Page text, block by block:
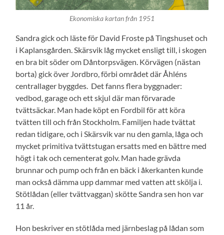
Ekonomiska kartan från 1951
Sandra gick och läste för David Froste på Tingshuset och
i Kaplansgården. Skärsvik låg mycket ensligt till, i skogen
en bra bit söder om Dåntorpsvägen. Körvägen (nästan
borta) gick över Jordbro, förbi området där Åhléns
centrallager byggdes. Det fanns flera byggnader:
vedbod, garage och ett skjul där man förvarade
tvättsäckar. Man hade köpt en Fordbil för att köra
tvätten till och från Stockholm. Familjen hade tvättat
redan tidigare, och i Skärsvik var nu den gamla, låga och
mycket primitiva tvättstugan ersatts med en bättre med
högt i tak och cementerat golv. Man hade grävda
brunnar och pump och från en bäck i åkerkanten kunde
man också dämma upp dammar med vatten att skölja i.
Stötlådan (eller tvättvaggan) skötte Sandra sen hon var
11 år.
Hon beskriver en stötlåda med järnbeslag på lådan som